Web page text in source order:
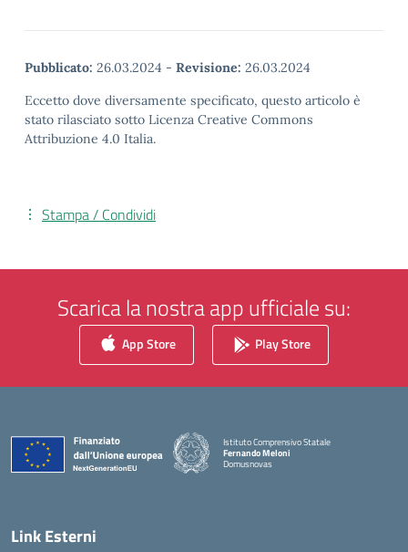
Pubblicato: 26.03.2024 - Revisione: 26.03.2024
Eccetto dove diversamente specificato, questo articolo è
stato rilasciato sotto Licenza Creative Commons
Attribuzione 4.0 Italia.
Stampa / Condividi
Scarica la nostra app ufficiale su:
App Store Play Store
Istituto Comprensivo Statale
Fernando Meloni
Domusnovas
Link Esterni